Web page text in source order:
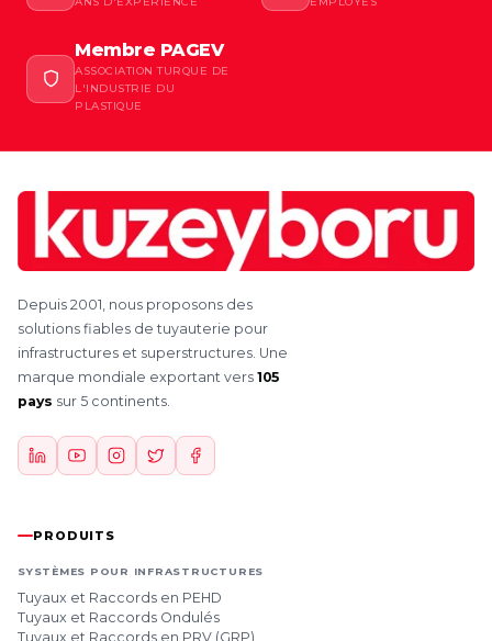
Membre PAGEV
ASSOCIATION TURQUE DE
L'INDUSTRIE DU
PLASTIQUE
Depuis 2001, nous proposons des
solutions fiables de tuyauterie pour
infrastructures et superstructures. Une
marque mondiale exportant vers 105
pays sur 5 continents.
PRODUITS
SYSTÈMES POUR INFRASTRUCTURES
Tuyaux et Raccords en PEHD
Tuyaux et Raccords Ondulés
Tuyaux et Raccords en PRV (GRP)